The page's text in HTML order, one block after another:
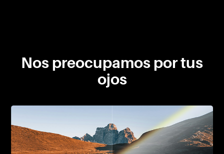
Nos preocupamos por tus
ojos